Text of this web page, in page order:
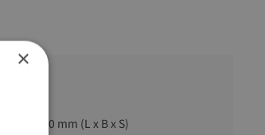
mm x 30 mm (L x B x S)
×